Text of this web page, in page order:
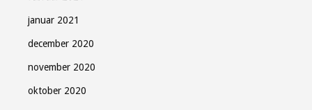
januar 2021
december 2020
november 2020
oktober 2020